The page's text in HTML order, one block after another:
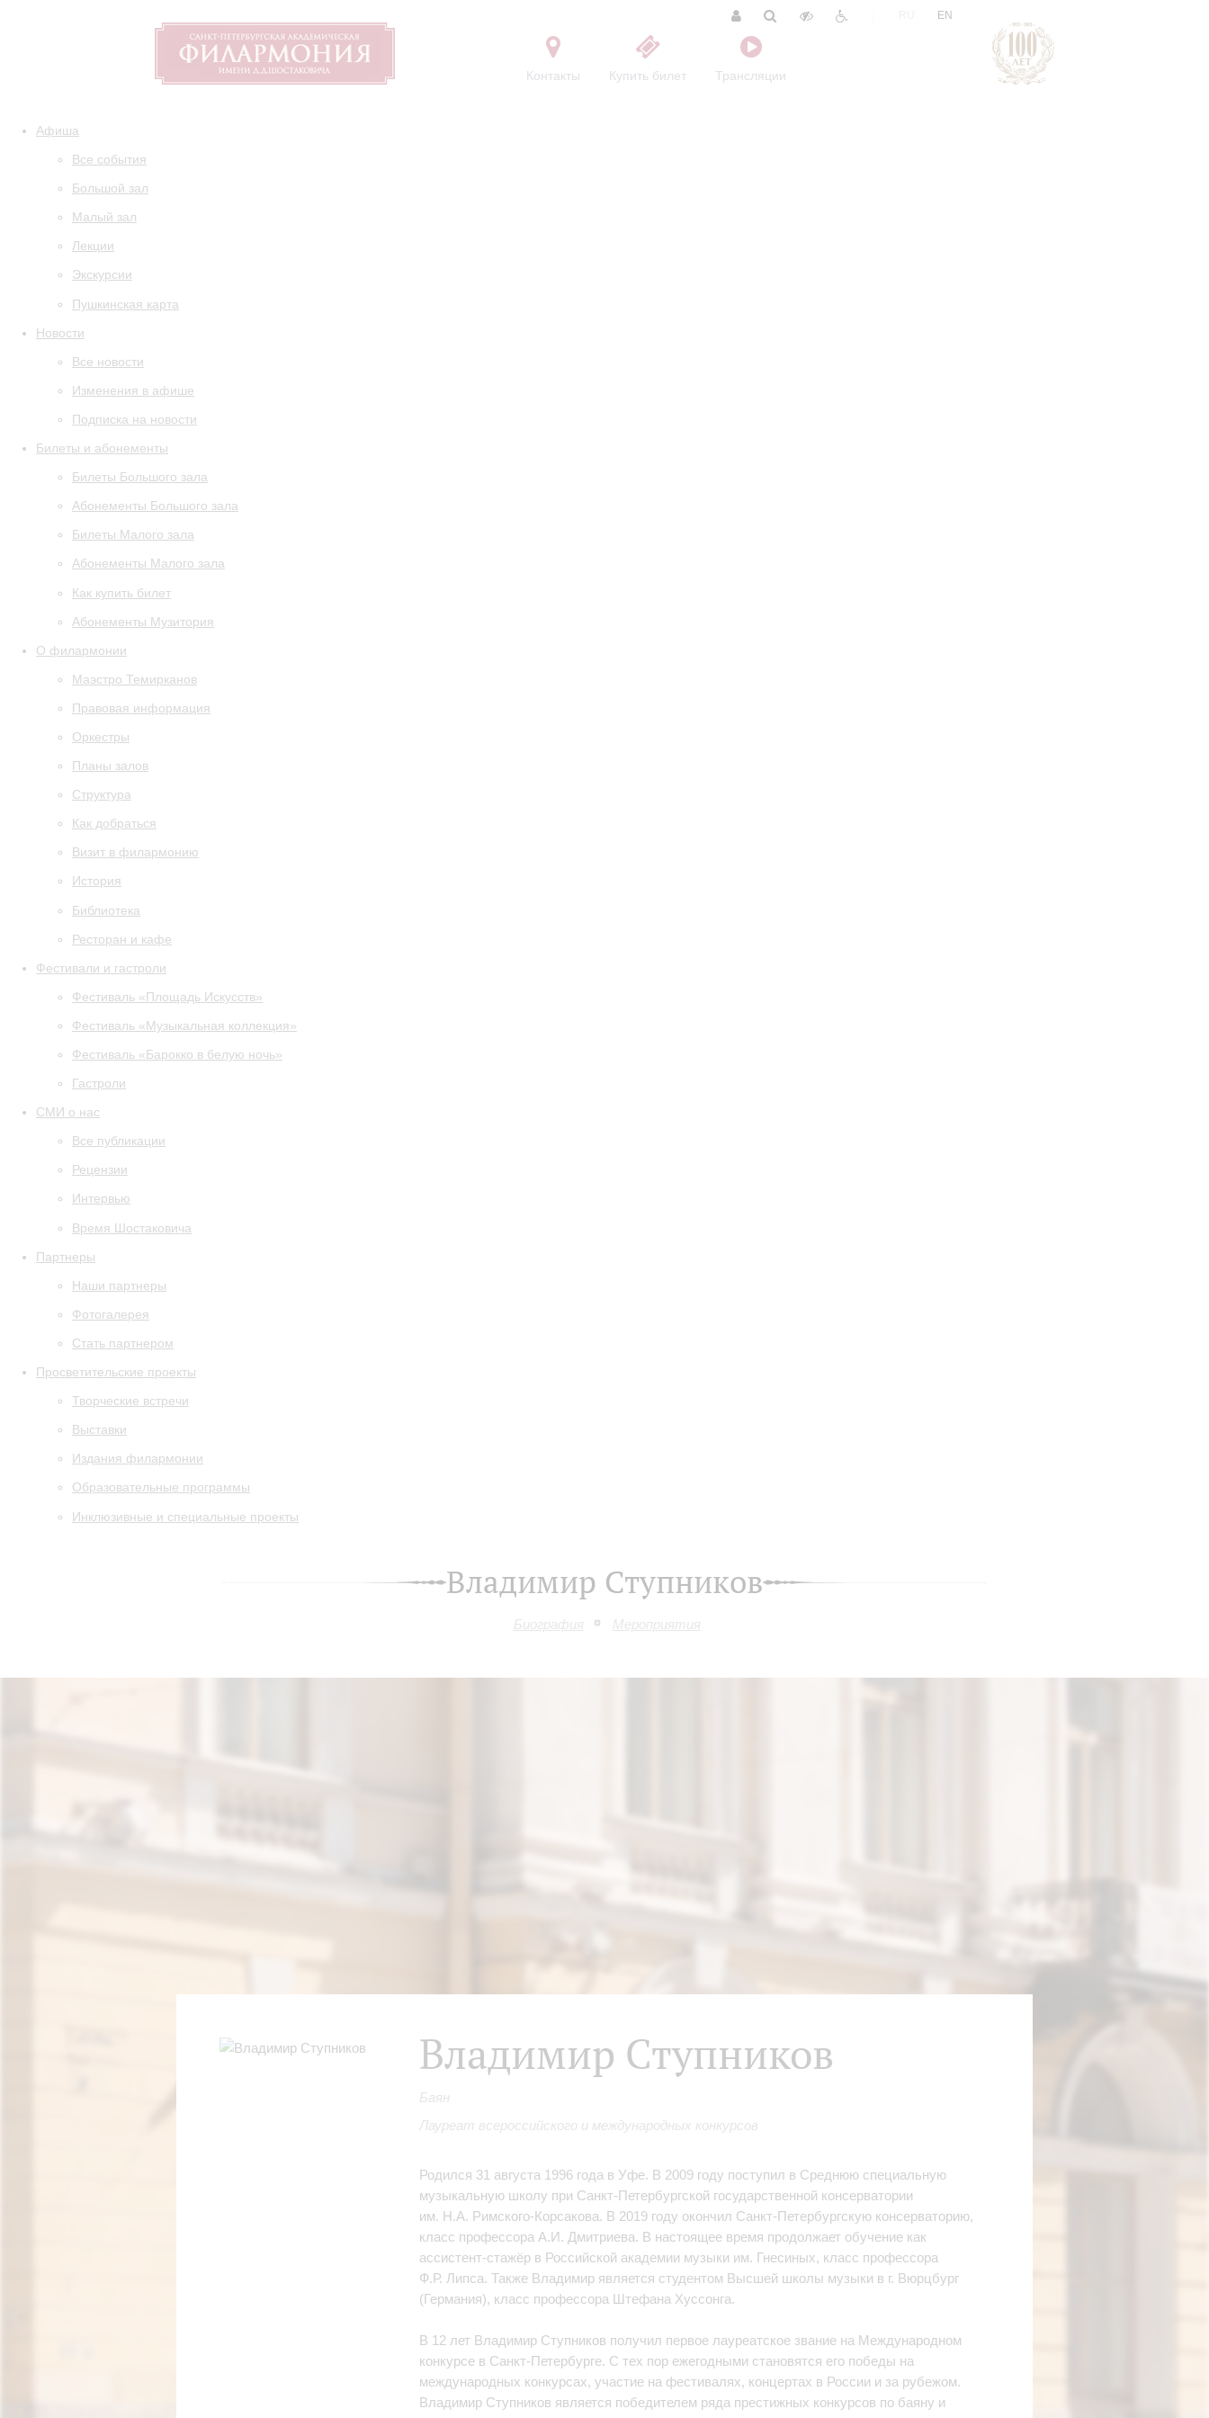
Контакты Купить билет Трансляции
EN
Афиша
Все события
Большой зал
Малый зал
Лекции
Экскурсии
Пушкинская карта
Новости
Все новости
Изменения в афише
Подписка на новости
Билеты и абонементы
Билеты Большого зала
Абонементы Большого зала
Билеты Малого зала
Абонементы Малого зала
Как купить билет
Абонементы Музитория
О филармонии
Маэстро Темирканов
Правовая информация
Оркестры
Планы залов
Структура
Как добраться
Визит в филармонию
История
Библиотека
Ресторан и кафе
Фестивали и гастроли
Фестиваль «Площадь Искусств»
Фестиваль «Музыкальная коллекция»
Фестиваль «Барокко в белую ночь»
Гастроли
СМИ о нас
Все публикации
Рецензии
Интервью
Время Шостаковича
Партнеры
Наши партнеры
Фотогалерея
Стать партнером
Просветительские проекты
Творческие встречи
Выставки
Издания филармонии
Образовательные программы
Инклюзивные и специальные проекты
Владимир Ступников
Биография Мероприятия
Владимир Ступников
Баян
Лауреат всероссийского и международных конкурсов
Родился 31 августа 1996 года в Уфе. В 2009 году поступил в Среднюю специальную
музыкальную школу при Санкт-Петербургской государственной консерватории
им. Н.А. Римского-Корсакова. В 2019 году окончил Санкт-Петербургскую консерваторию,
класс профессора А.И. Дмитриева. В настоящее время продолжает обучение как
ассистент-стажёр в Российской академии музыки им. Гнесиных, класс профессора
Ф.Р. Липса. Также Владимир является студентом Высшей школы музыки в г. Вюрцбург
(Германия), класс профессора Штефана Хуссонга.
В 12 лет Владимир Ступников получил первое лауреатское звание на Международном
конкурсе в Санкт-Петербурге. С тех пор ежегодными становятся его победы на
международных конкурсах, участие на фестивалях, концертах в России и за рубежом.
Владимир Ступников является победителем ряда престижных конкурсов по баяну и